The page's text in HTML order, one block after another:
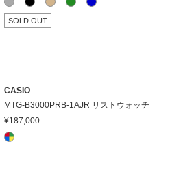
SOLD OUT
CASIO
MTG-B3000PRB-1AJR リストウォッチ
¥187,000